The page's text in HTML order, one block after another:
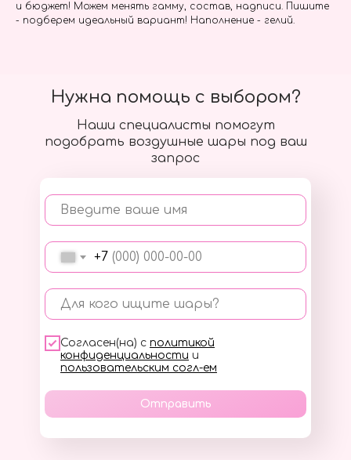
и бюджет! Можем менять гамму, состав, надписи. Пишите
- подберем идеальный вариант! Наполнение - гелий.
Наши специалисты помогут
подобрать воздушные шары под ваш
запрос
Введите ваше имя
+7
Для кого ищите шары?
Согласен(на) с политикой
конфиденциальности и
пользовательским согл-ем
Отправить
Нужна помощь с выбором?